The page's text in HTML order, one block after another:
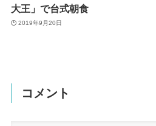
大王」で台式朝食
2019年9月20日
コメント